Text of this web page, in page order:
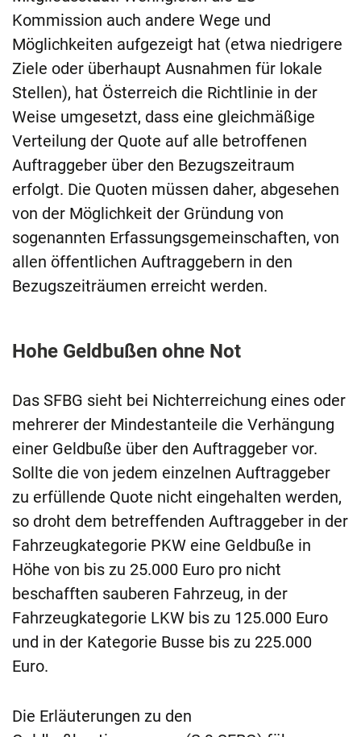
Kommission auch andere Wege und
Möglichkeiten aufgezeigt hat (etwa niedrigere
Ziele oder überhaupt Ausnahmen für lokale
Stellen), hat Österreich die Richtlinie in der
Weise umgesetzt, dass eine gleichmäßige
Verteilung der Quote auf alle betroffenen
Auftraggeber über den Bezugszeitraum
erfolgt. Die Quoten müssen daher, abgesehen
von der Möglichkeit der Gründung von
sogenannten Erfassungsgemeinschaften, von
allen öffentlichen Auftraggebern in den
Bezugszeiträumen erreicht werden.
Hohe Geldbußen ohne Not
Das SFBG sieht bei Nichterreichung eines oder
mehrerer der Mindestanteile die Verhängung
einer Geldbuße über den Auftraggeber vor.
Sollte die von jedem einzelnen Auftraggeber
zu erfüllende Quote nicht eingehalten werden,
so droht dem betreffenden Auftraggeber in der
Fahrzeugkategorie PKW eine Geldbuße in
Höhe von bis zu 25.000 Euro pro nicht
beschafften sauberen Fahrzeug, in der
Fahrzeugkategorie LKW bis zu 125.000 Euro
und in der Kategorie Busse bis zu 225.000
Euro.
Die Erläuterungen zu den